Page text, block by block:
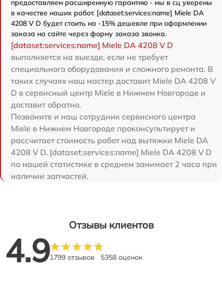
предоставляем расширенную гарантию - мы в сц уверены
в качестве наших работ. [dataset:services:name] Miele DA
4208 V D будет стоить на -15% дешевле при оформлении
заказа на сайте через форму заказа звонка.
[dataset:services:name] Miele DA 4208 V D
выполняется на выезде, если не требует
специального оборудования и сложного ремонта. В
таких случаях наш мастер доставит Miele DA 4208 V
D в сервисный центр Miele в Нижнем Новгороде и
доставит обратно.
Позвоните и наш сотрудник сервисного центра
Miele в Нижнем Новгороде проконсультирует и
рассчитает стоимость работ над вытяжки Miele DA
4208 V D. [dataset:services:name] Miele DA 4208 V D
по нашей статистике в среднем занимает 2 часа при
наличии запчастей.
Отзывы клиентов
4.91799 отзывов 5358 оценок